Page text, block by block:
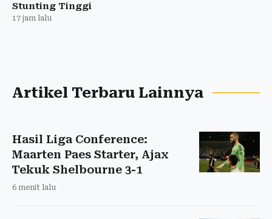
Stunting Tinggi
17 jam lalu
Artikel Terbaru Lainnya
Hasil Liga Conference:
Maarten Paes Starter, Ajax
Tekuk Shelbourne 3-1
6 menit lalu